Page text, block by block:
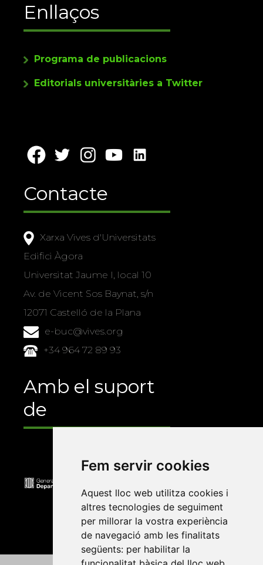
Fem servir cookies
Aquest lloc web utilitza cookies i
altres tecnologies de seguiment
per millorar la vostra experiència
de navegació amb les finalitats
següents: per habilitar la
Enllaços
Programa de publicacions
Editorials universitàries a Twitter
Contacte
Xarxa Vives d'Universitats
Edifici Àgora
Universitat Jaume I, local 10
Av. de Vicent Sos Baynat, s/n
12071 Castelló de la Plana
e-buc@vives.org
+34 964 72 89 93
Amb el suport
de